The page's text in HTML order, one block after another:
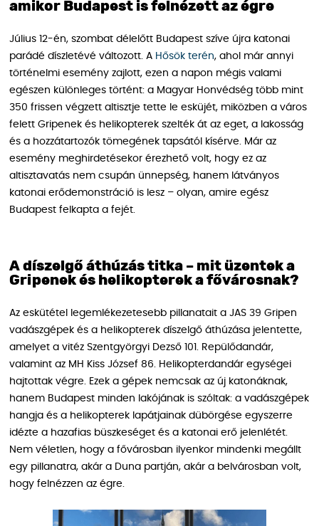
amikor Budapest is felnézett az égre
Július 12-én, szombat délelőtt Budapest szíve újra katonai
parádé díszletévé változott. A Hősök terén, ahol már annyi
történelmi esemény zajlott, ezen a napon mégis valami
egészen különleges történt: a Magyar Honvédség több mint
350 frissen végzett altisztje tette le esküjét, miközben a város
felett Gripenek és helikopterek szelték át az eget, a lakosság
és a hozzátartozók tömegének tapsától kísérve. Már az
esemény meghirdetésekor érezhető volt, hogy ez az
altisztavatás nem csupán ünnepség, hanem látványos
katonai erődemonstráció is lesz – olyan, amire egész
Budapest felkapta a fejét.
A díszelgő áthúzás titka – mit üzentek a
Gripenek és helikopterek a fővárosnak?
Az eskütétel legemlékezetesebb pillanatait a JAS 39 Gripen
vadászgépek és a helikopterek díszelgő áthúzása jelentette,
amelyet a vitéz Szentgyörgyi Dezső 101. Repülődandár,
valamint az MH Kiss József 86. Helikopterdandár egységei
hajtottak végre. Ezek a gépek nemcsak az új katonáknak,
hanem Budapest minden lakójának is szóltak: a vadászgépek
hangja és a helikopterek lapátjainak dübörgése egyszerre
idézte a hazafias büszkeséget és a katonai erő jelenlétét.
Nem véletlen, hogy a fővárosban ilyenkor mindenki megállt
egy pillanatra, akár a Duna partján, akár a belvárosban volt,
hogy felnézzen az égre.